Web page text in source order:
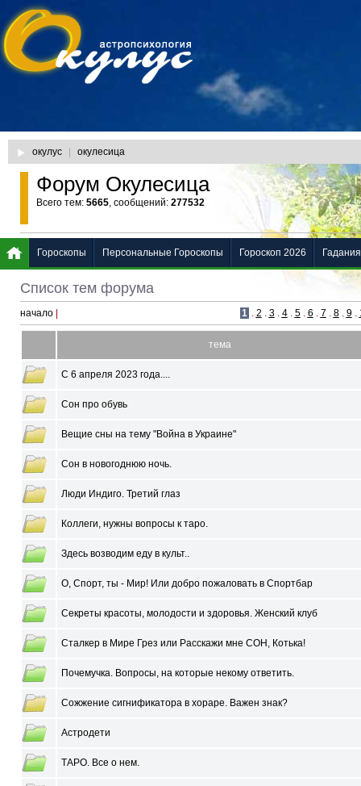
окулус окулесица
Форум Окулесица
Всего тем: 5665, сообщений: 277532
Список тем форума
начало 1 . 2 . 3 . 4 . 5 . 6 . 7 . 8 . 9 .
тема
С 6 апреля 2023 года....
Сон про обувь
Вещие сны на тему "Война в Украине"
Сон в новогоднюю ночь.
Люди Индиго. Третий глаз
Коллеги, нужны вопросы к таро.
Здесь возводим еду в культ..
О, Спорт, ты - Мир! Или добро пожаловать в Спортбар
Секреты красоты, молодости и здоровья. Женский клуб
Сталкер в Мире Грез или Расскажи мне СОН, Котька!
Почемучка. Вопросы, на которые некому ответить.
Сожжение сигнификатора в хораре. Важен знак?
Астродети
ТАРО. Все о нем.
Гороскопы Персональные Гороскопы Гороскоп 2026 Гадания